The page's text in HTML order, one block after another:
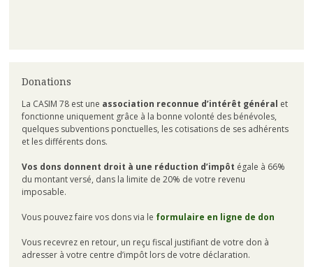
Donations
La CASIM 78 est une association reconnue d’intérêt général et
fonctionne uniquement grâce à la bonne volonté des bénévoles,
quelques subventions ponctuelles, les cotisations de ses adhérents
et les différents dons.
Vos dons donnent droit à une réduction d’impôt égale à 66%
du montant versé, dans la limite de 20% de votre revenu
imposable.
Vous pouvez faire vos dons via le formulaire en ligne de don
Vous recevrez en retour, un reçu fiscal justifiant de votre don à
adresser à votre centre d’impôt lors de votre déclaration.